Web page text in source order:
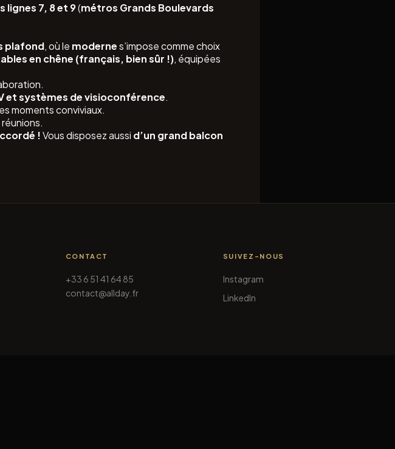
lignes 7, 8 et 9(métros Grands Boulevards
plafond, où le modernes’impose comme choix
en chêne (français, bien sûr !), équipées
et systèmes de visioconférence.
moments conviviaux.
!Vous disposez aussi d’un grand balcon
CONTACT
+33 6 51 41 64 85
contact@allday.fr
SUIVEZ-NOUS
Instagram
LinkedIn